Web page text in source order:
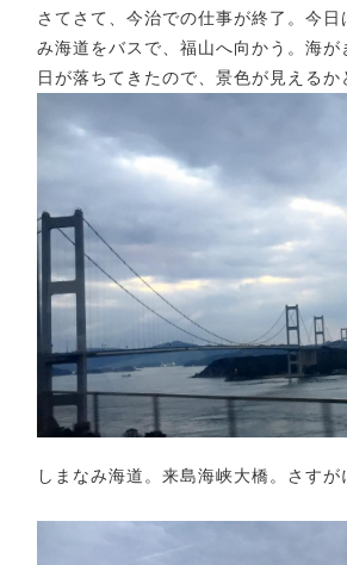
さてさて、今治での仕事が終了。今日
み海道をバスで、福山へ向かう。海が
日が落ちてきたので、景色が見えるか
しまなみ海道。来島海峡大橋。さすが